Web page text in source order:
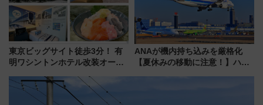
東京ビッグサイト徒歩3分！ 有
明ワシントンホテル改装オープ
客室」や海鮮丼が人気の朝食ビ
ュッフェを現地レポ
ANAが機内持ち込みを厳格化
【夏休みの移動に注意！】ハン